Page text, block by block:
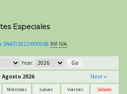
Especiales
2022/000068 RIF IVA
Year:
Agosto 2026 Next »
Miércoles Jueves Viernes Sábado